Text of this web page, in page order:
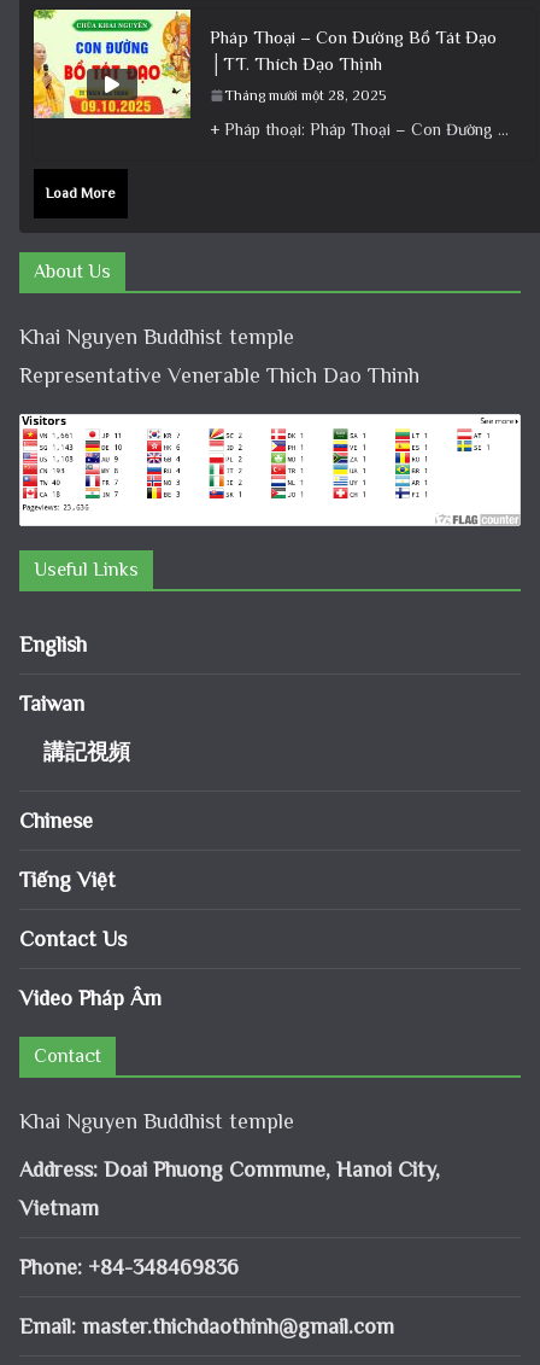
Pháp Thoại – Con Đường Bồ Tát Đạo
│TT. Thích Đạo Thịnh
Tháng mười một 28, 2025
+ Pháp thoại: Pháp Thoại – Con Đường Bồ Tát Đạo │TT. Thích Đạo Thịnh + Album: Pháp Thoại +
Load More
About Us
Khai Nguyen Buddhist temple
Representative Venerable Thich Dao Thinh
Useful Links
English
Taiwan
講記視頻
Chinese
Tiếng Việt
Contact Us
Video Pháp Âm
Contact
Khai Nguyen Buddhist temple
Address: Doai Phuong Commune, Hanoi City,
Vietnam
Phone: +84-348469836
Email: master.thichdaothinh@gmail.com